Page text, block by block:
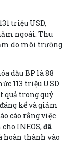
triệu USD,
ngoái. Thu
do môi trường
dầuBP là 88
113 triệu USD
quả trong quý
kể và giảm
cáo rằng việc
INEOS, đã
hoàn thành vào